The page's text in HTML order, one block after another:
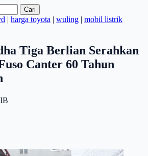
Cari
| harga toyota | wuling | mobil listrik
Tiga Berlian Serahkan
Canter 60 Tahun